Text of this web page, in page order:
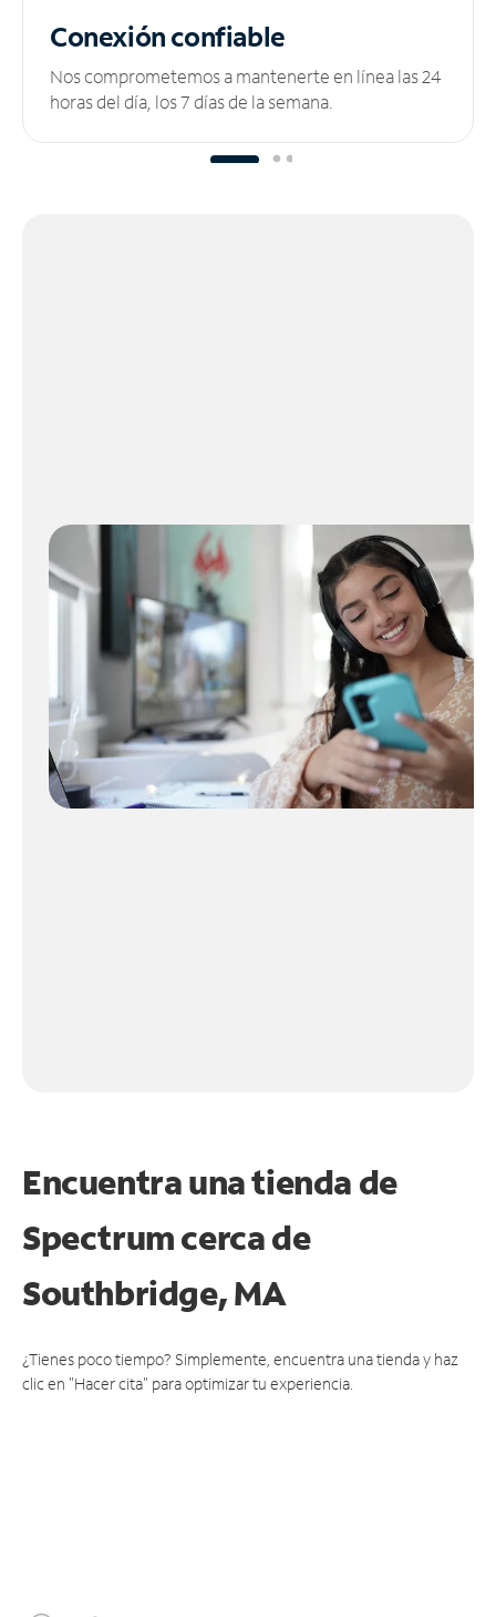
Conexión confiable
Nos comprometemos a mantenerte en línea las 24
horas del día, los 7 días de la semana.
Encuentra una tienda de
Spectrumcerca de
Southbridge, MA
¿Tienes poco tiempo? Simplemente, encuentra una tienda y haz
clic en "Hacer cita" para optimizar tu experiencia.